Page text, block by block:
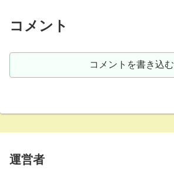
コメント
コメントを書き込む
運営者